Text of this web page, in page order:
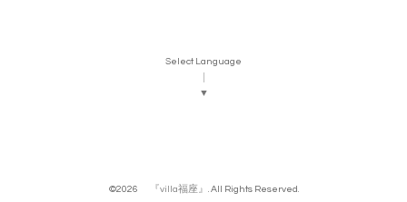
Select Language
▼
©2026 『villa福座』 . All Rights Reserved.